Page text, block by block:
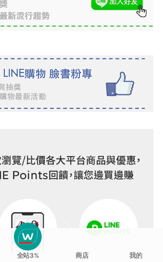
全站3% 商店 我的